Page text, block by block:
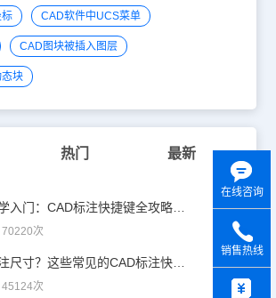
准点之间的精确偏移量，来避免误差增大。4、
命令：dimarc弧长标注用于测量圆弧或多段线
标注的典型用法包括测量围绕凸轮的距离或表示
它们是线性标注还是角度标注，默认情况下，弧
弧符号。圆弧符号（也称为“帽子”或“盖子”）显
或前方。5、CAD基线标注和CAD连续标注快捷
车键结束，完成连续标注。以上这些就是绘图过程
快捷键的使用技巧，对此感兴趣的设计师小伙伴们
官网教程专区哦！
CAD软件中UCS菜单
CAD图块被插入图层
块
热门 最新
CAD制图初学入门：CAD标注快捷键全攻略，助你设计更高效！
次
CAD怎么标注尺寸？这些常见的CAD标注快捷键你会用吗？
次
在线咨询
销售热线